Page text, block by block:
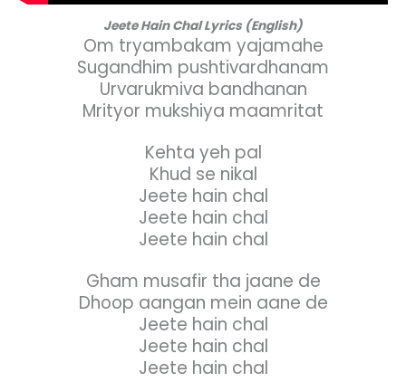
Jeete Hain Chal Lyrics (English)
Om tryambakam yajamahe
Sugandhim pushtivardhanam
Urvarukmiva bandhanan
Mrityor mukshiya maamritat
Kehta yeh pal
Khud se nikal
Jeete hain chal
Jeete hain chal
Jeete hain chal
Gham musafir tha jaane de
Dhoop aangan mein aane de
Jeete hain chal
Jeete hain chal
Jeete hain chal